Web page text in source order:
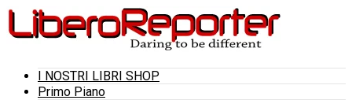
I NOSTRI LIBRI SHOP
Primo Piano